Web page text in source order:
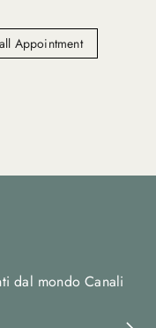
Appointment
dal mondo Canali